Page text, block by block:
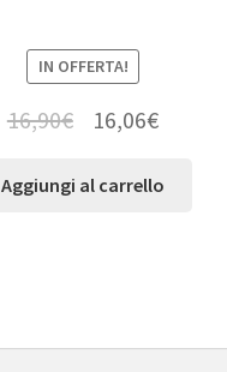
IN OFFERTA!
16,90€ 16,06€
Aggiungi al carrello